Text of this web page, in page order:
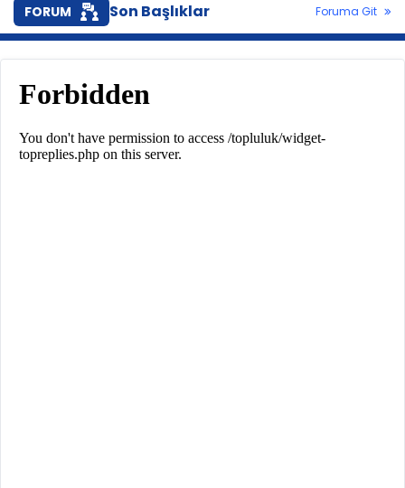
FORUM Son Başlıklar Foruma Git